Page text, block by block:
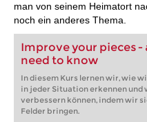
man von seinem Heimatort
noch ein anderes Thema.
Improve your pieces -
need to know
In diesem Kurs lernen wir, wie
in jeder Situation erkennen und
verbessern können, indem wir
Felder bringen.